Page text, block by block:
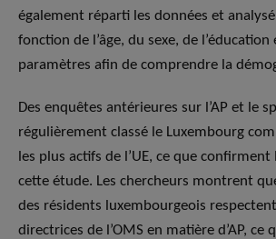
également réparti les données et
fonction de l’âge, du sexe, de l’éducation
paramètres afin de comprendre la
Des enquêtes antérieures sur l’AP et le
régulièrement classé le Luxembourg
les plus actifs de l’UE, ce que
cette étude. Les chercheurs montrent
des résidents luxembourgeois
directrices de l’OMS en matière d’AP, ce